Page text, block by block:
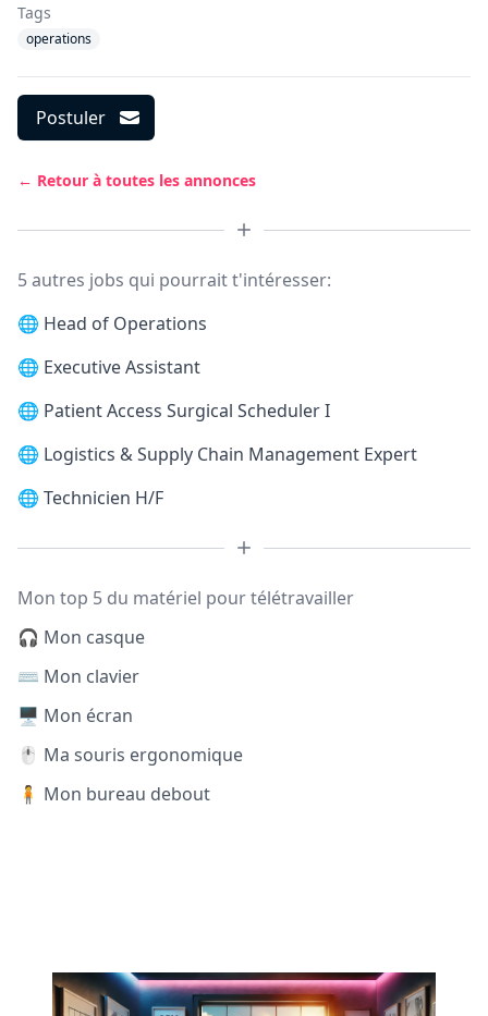
Tags
operations
Postuler
← Retour à toutes les annonces
5 autres jobs qui pourrait t'intéresser:
🌐 Head of Operations
🌐 Executive Assistant
🌐 Patient Access Surgical Scheduler I
🌐 Logistics & Supply Chain Management Expert
🌐 Technicien H/F
Mon top 5 du matériel pour télétravailler
🎧 Mon casque
⌨️ Mon clavier
🖥️ Mon écran
🖱️ Ma souris ergonomique
🧍 Mon bureau debout